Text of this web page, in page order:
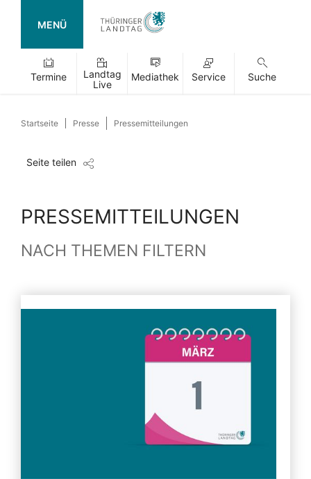
MENÜ
Termine
Landtag
Live
Mediathek Service Suche
Startseite Presse Pressemitteilungen
Seite teilen
PRESSEMITTEILUNGEN
NACH THEMEN FILTERN